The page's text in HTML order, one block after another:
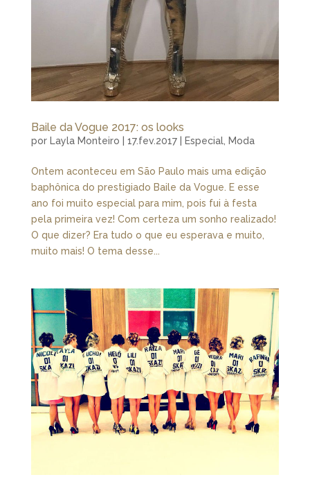
Baile da Vogue 2017: os looks
por Layla Monteiro 17.fev.2017| Especial, Moda
Ontem aconteceu em São Paulo mais uma edição
baphônica do prestigiado Baile da Vogue. E esse
ano foi muito especial para mim, pois fui à festa
pela primeira vez! Com certeza um sonho realizado!
O que dizer? Era tudo o que eu esperava e muito,
muito mais! O tema desse...